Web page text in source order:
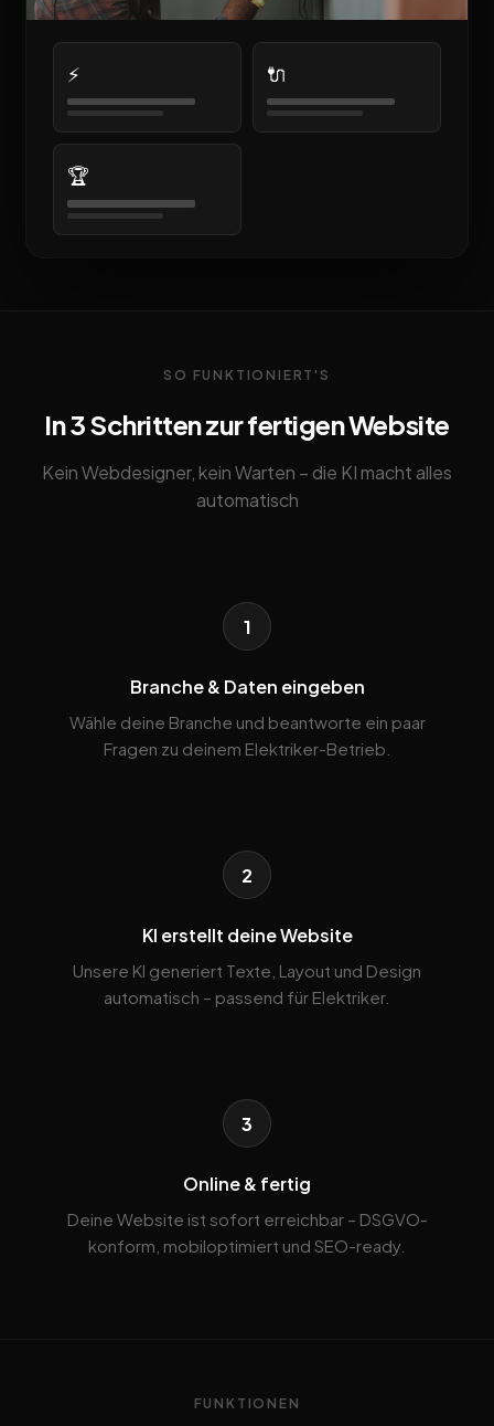
⚡ 🔌
🏆
SO FUNKTIONIERT'S
In 3 Schritten zur fertigen Website
Kein Webdesigner, kein Warten – die KI macht alles
automatisch
1
Branche & Daten eingeben
Wähle deine Branche und beantworte ein paar
Fragen zu deinem Elektriker-Betrieb.
2
KI erstellt deine Website
Unsere KI generiert Texte, Layout und Design
automatisch – passend für Elektriker.
3
Online & fertig
Deine Website ist sofort erreichbar – DSGVO-
konform, mobiloptimiert und SEO-ready.
FUNKTIONEN